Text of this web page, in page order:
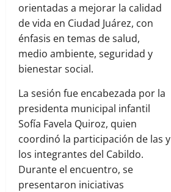
orientadas a mejorar la calidad
de vida en Ciudad Juárez, con
énfasis en temas de salud,
medio ambiente, seguridad y
bienestar social.
La sesión fue encabezada por la
presidenta municipal infantil
Sofía Favela Quiroz, quien
coordinó la participación de las y
los integrantes del Cabildo.
Durante el encuentro, se
presentaron iniciativas